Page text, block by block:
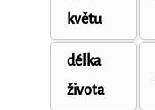
květu
délka
života